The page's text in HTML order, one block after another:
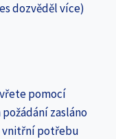
dozvěděl více)
pomocí
zasláno
vnitřní potřebu